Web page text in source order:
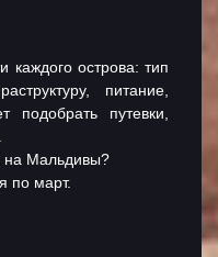
каждого острова: тип
питание,
путевки,
на Мальдивы?
по март.